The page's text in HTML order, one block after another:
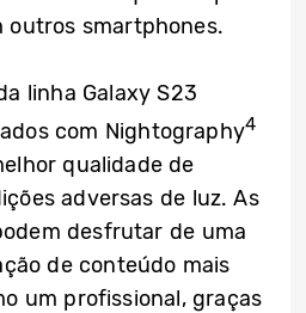
outros smartphones.
linha Galaxy S23
com Nightography4
qualidade de
adversas de luz. As
desfrutar de uma
de conteúdo mais
um profissional, graças